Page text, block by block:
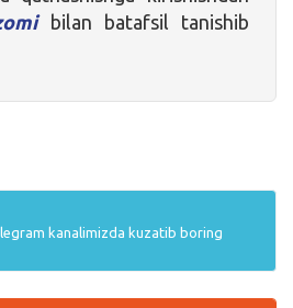
bilan batafsil tanishib
kanalimizda kuzatib boring